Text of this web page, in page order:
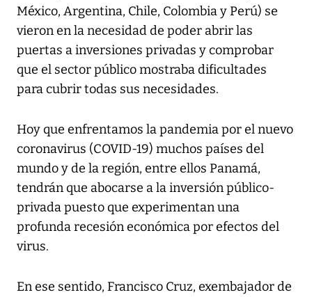
México, Argentina, Chile, Colombia y Perú) se
vieron en la necesidad de poder abrir las
puertas a inversiones privadas y comprobar
que el sector público mostraba dificultades
para cubrir todas sus necesidades.
Hoy que enfrentamos la pandemia por el nuevo
coronavirus (COVID-19) muchos países del
mundo y de la región, entre ellos Panamá,
tendrán que abocarse a la inversión público-
privada puesto que experimentan una
profunda recesión económica por efectos del
virus.
En ese sentido, Francisco Cruz, exembajador de